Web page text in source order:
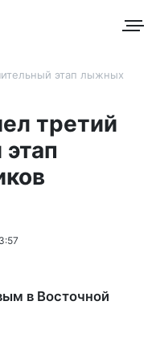
этап лыжных
третий
в Восточной